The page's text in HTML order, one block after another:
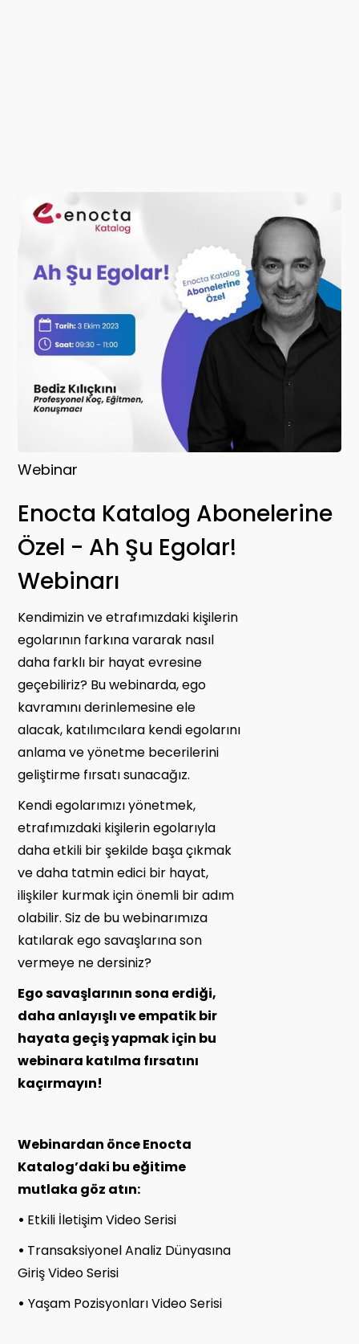
Webinar
Enocta Katalog Abonelerine
Özel - Ah Şu Egolar!
Webinarı
Kendimizin ve etrafımızdaki kişilerin
egolarının farkına vararak nasıl
daha farklı bir hayat evresine
geçebiliriz? Bu webinarda, ego
kavramını derinlemesine ele
alacak, katılımcılara kendi egolarını
anlama ve yönetme becerilerini
geliştirme fırsatı sunacağız.
Kendi egolarımızı yönetmek,
etrafımızdaki kişilerin egolarıyla
daha etkili bir şekilde başa çıkmak
ve daha tatmin edici bir hayat,
ilişkiler kurmak için önemli bir adım
olabilir. Siz de bu webinarımıza
katılarak ego savaşlarına son
vermeye ne dersiniz?
Ego savaşlarının sona erdiği,
daha anlayışlı ve empatik bir
hayata geçiş yapmak için bu
webinara katılma fırsatını
kaçırmayın!
Webinardan önce Enocta
Katalog’daki bu eğitime
mutlaka göz atın:
• Etkili İletişim Video Serisi
• Transaksiyonel Analiz Dünyasına
Giriş Video Serisi
• Yaşam Pozisyonları Video Serisi